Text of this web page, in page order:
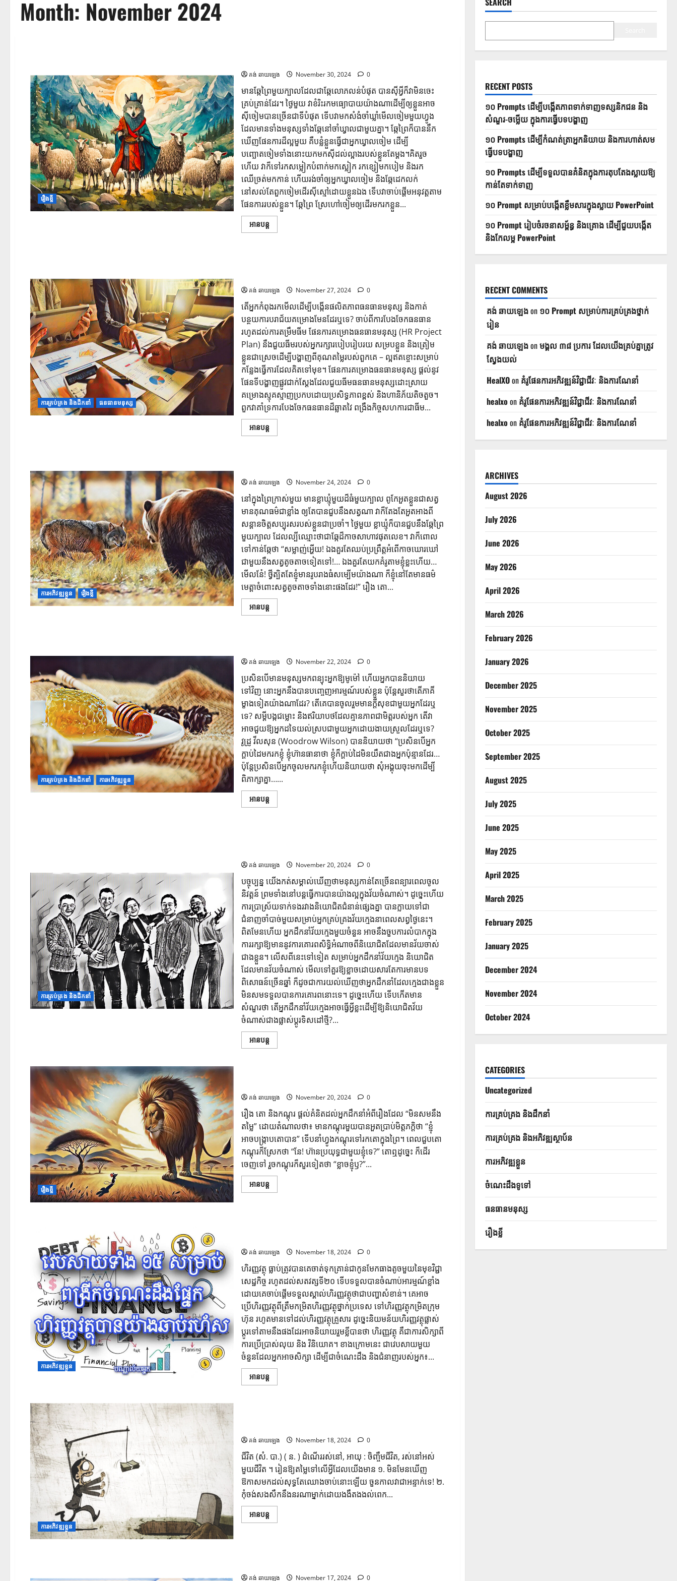
Month: November 2024
រឿងខ្លី
គង់ ឆាយឡេង November 30, 2024 0
មានឆ្កែព្រៃមួយក្បាលដែលជាឆ្កែលោភលន់បំផុត បានស៊ីអ្វីក៏វាមិនចេះ
គ្រប់គ្រាន់ដែរ។ ថ្ងៃមួយ វាខំរិះរកមធ្យោបាយយ៉ាងណាដើម្បីឲ្យខ្លួនអាច
ស៊ីចៀមបានច្រើនជាទីបំផុត ទើបវាមកសំងំចាំឃ្លាំមើលចៀមមួយហ្វូង
ដែលមានទាំងមនុស្សទាំងឆ្កែនៅចាំឃ្វាលជាមួយគ្នា។ ឆ្កែព្រៃក៏បាននឹក
ឃើញផែនការដ៏ល្អមួយ គឺបន្លំខ្លួនធ្វើជាអ្នកឃ្វាលចៀម ដើម្បី
បញ្ឆោតចៀមទាំងនោះយកមកស៊ីដល់ល្អាងរបស់ខ្លួនតែម្តង។គិតរួច
ហើយ វាក៏ទៅរកសម្លៀកបំពាក់មកស្លៀក រកខ្សៀមកបៀម និងរក
ឈើច្រត់មកកាន់ ហើយរង់ចាំឲ្យអ្នកឃ្វាលចៀម និងឆ្កែដេកលក់
នៅសល់តែពួកចៀមដើរស៊ីស្មៅដោយខ្លួនឯង ទើបវាចាប់ផ្តើមអនុវត្តតាម
ផែនការរបស់ខ្លួន។ ឆ្កែព្រៃ ស្រែហៅចៀមឲ្យដើរមករកខ្លួន...
អានបន្ត
ការគ្រប់គ្រង និងដឹកនាំ ធនធានមនុស្ស
គង់ ឆាយឡេង November 27, 2024 0
តើអ្នកកំពុងរកមើលដើម្បីបង្កើនផលិតភាពធនធានមនុស្ស និងកាត់
បន្ថយការបរាជ័យគម្រោងមែនដែរឬទេ? ចាប់ពីការបែងចែកធនធាន
រហូតដល់ការតម្រឹមធីម ផែនការគម្រោងធនធានមនុស្ស (HR Project
Plan) នឹងជួយធីមរបស់អ្នករក្សារបៀបរៀបរយ សម្របខ្លួន និងត្រៀម
ខ្លួនជាស្រេចដើម្បីបង្ហាញពីគុណតម្លៃរបស់ពួកគេ – ល្អឥតខ្ចោះសម្រាប់
កន្លែងធ្វើការដែលគិតទៅមុខ។ ផែនការគម្រោងធនធានមនុស្ស ផ្តល់នូវ
ផែនទីបង្ហាញផ្លូវជាក់ស្តែងដែលជួយធីមធនធានមនុស្សដោះស្រាយ
គម្រោងស្មុគស្មាញប្រកបដោយប្រសិទ្ធភាពខ្ពស់ និងហានិភ័យតិចតួច។
ពួកវាគាំទ្រការបែងចែកធនធានដ៏ឆ្លាតវៃ ពង្រឹងកិច្ចសហការជាធីម...
អានបន្ត
ការអភិវឌ្ឍខ្លួន រឿងខ្លី
គង់ ឆាយឡេង November 24, 2024 0
នៅក្នុងព្រៃកា្រស់មួយ មានខ្លាឃ្មុំមួយដ៏ធំមួយក្បាល ពូកែអួតខ្លួនជាសត្វ
មានគុណធម៌ជាខ្លាំង ឲ្យតែបានជួបនឹងសត្វណា វាក៏តែងតែអួតអាងពី
សន្តានចិត្តសប្បុរសរបស់ខ្លួនជាប្រចាំ។ ថ្ងៃមួយ ខ្លាឃ្មុំក៏បានជួបនឹងឆ្កែព្រៃ
មួយក្បាល ដែលល្បីឈ្មោះថាជាឆ្កែដ៏កាចសាហាវផុតលេខ។ វាក៏ពោល
ទៅកាន់ឆ្កែថា “សម្លាញ់អ្ហើយ! ឯងគួរតែឈប់ប្រព្រឹត្តអំពើកាចឃោរឃៅ
ជាមួយនឹងសត្វតូចតាចទៀតទៅ!… ឯងគួរតែយកគំរូតាមខ្ញុំខ្លះហើយ…​
មើលនែ៎! ថ្វីត្បិតតែខ្ញុំមានរូបរាងធំសម្បើមយ៉ាងណា ក៏ខ្ញុំនៅតែមានធម៌
មេត្តាចំពោះសត្វតូចតាចទាំងនោះផងដែរ!” រឿង តោ...
អានបន្ត
ការគ្រប់គ្រង និងដឹកនាំ ការអភិវឌ្ឍខ្លួន
គង់ ឆាយឡេង November 22, 2024 0
ប្រសិនបើមានមនុស្សមកពន្យុះអ្នកឱ្យមូម៉ៅ ហើយអ្នកបាននិយាយ
ទៅវិញ នោះអ្នកនឹងបានបញ្ចេញអារម្មណ៍របស់ខ្លួន ប៉ុន្តែសួរថាតើភាគី
ម្ខាងទៀតយ៉ាងណាដែរ? តើគេបានចូលរួមមានក្តីសុខជាមួយអ្នកដែរឬ
ទេ? សម្តីបង្កជម្លោះ និងឥរិយាបថដែលគ្មានភាពជាមិត្តរបស់អ្នក តើវា
អាចជួយឱ្យអ្នកដទៃយល់ស្របជាមួយអ្នកដោយងាយស្រួលដែរឬទេ?
វូដ្រូ វីលសុន (Woodrow Wilson) បាននិយាយថា “ប្រសិនបើអ្នក
ក្តាប់ដៃមករកខ្ញុំ ខ្ញុំហ៊ានធានាថា ខ្ញុំក៏ក្តាប់ដៃមិនយឹតជាងអ្នកប៉ុន្មានដែរ…
ប៉ុន្តែប្រសិនបើអ្នកចូលមករកខ្ញុំហើយនិយាយថា សុំអង្គុយចុះមកដើម្បី
ពិភាក្សាគ្នា…...
អានបន្ត
ការគ្រប់គ្រង និងដឹកនាំ
គង់ ឆាយឡេង November 20, 2024 0
បច្ចុប្បន្ន យើងកត់សម្គាល់ឃើញថាមនុស្សកាន់តែច្រើនពន្យារពេលចូល
និវត្តន៍ ព្រមទាំងនៅបន្តធ្វើការបានយ៉ាងល្អក្នុងវ័យចំណាស់។ ដូច្នេះហើយ
ការប្រាស្រ័យទាក់ទងរវាងនិយោជិតជំនាន់ផ្សេងគ្នា បានក្លាយទៅជា
ជំនាញចាំបាច់មួយសម្រាប់អ្នកគ្រប់គ្រងវ័យក្មេងនាពេលសព្វថ្ងៃនេះ។
ពិតមែនហើយ អ្នកដឹកនាំវ័យក្មេងមួយចំនួន អាចនឹងចួបការលំបាកក្នុង
ការរក្សាឱ្យមាននូវការគោរពសិទ្ធិអំណាចពីនិយោជិតដែលមានវ័យចាស់
ជាងខ្លួន។ លើសពីនេះទៅទៀត សម្រាប់អ្នកដឹកនាំវ័យក្មេង និយោជិត
ដែលមានវ័យចំណាស់ មើលទៅគួរឱ្យខ្លាចដោយសារតែការមានបទ
ពិសោធន៍ច្រើនឆ្នាំ ក៏ដូចជាការយល់ឃើញថាអ្នកដឹកនាំដែលក្មេងជាងខ្លួន
មិនសមទទួលបានការគោរពនោះទេ។ ដូច្នេះហើយ ទើបកើតមាន
សំណួរថា តើអ្នកដឹកនាំវ័យក្មេងអាចធ្វើអ្វីខ្លះដើម្បីឱ្យនិយោជិតវ័យ
ចំណាស់ជាងផ្លាស់ប្តូរទិសដៅថ្មី?...
អានបន្ត
រឿងខ្លី
គង់ ឆាយឡេង November 20, 2024 0
រឿង តោ និងកណ្តុរ ផ្តល់គំនិតដល់អ្នកដឹកនាំអំពីរឿងដែល “មិនសមនឹង
តម្លៃ” ដោយតំណាលថា៖ មានកណ្ដុរមួយបានអួតប្រាប់មិត្តភក្ដិថា “ខ្ញុំ
អាចបង្រ្កាបតោបាន” ទើបនាំហ្វូងកណ្ដុរទៅរកតោក្នុងព្រៃ។ ពេលជួបតោ
កណ្ដុរក៏ស្រែកថា “នែ! ហ៊ានប្រយុទ្ធជាមួយខ្ញុំទេ?” តោឮដូច្នេះ ក៏ដើរ
ចេញទៅ រួចកណ្ដុរក៏សួរទៀតថា “ខ្លាចខ្ញុំឫ?”...
អានបន្ត
ការអភិវឌ្ឍខ្លួន
គង់ ឆាយឡេង November 18, 2024 0
ហិរញ្ញវត្ថុ ធ្លាប់ត្រូវបានគេចាត់ទុកគ្រាន់ជាកូនមែកធាងតូចមួយនៃមុខវិជ្ជា
សេដ្ឋកិច្ច រហូតដល់សតវត្សទី២០ ទើបទទួលបានចំណាប់អារម្មណ៍ខ្លាំង
ដោយគេចាប់ផ្តើមទទួលស្គាល់ហិរញ្ញវត្ថុថាជាបញ្ហាសំខាន់។ គេអាច
ប្រើហិរញ្ញវត្ថុពីត្រឹមកម្រិតហិរញ្ញវត្ថុថ្នាក់ប្រទេស ទៅហិរញ្ញវត្ថុកម្រិតក្រុម
ហ៊ុន រហូតមានទៅដល់ហិរញ្ញវត្ថុគ្រួសារ ដូច្នេះនិយមន័យហិរញ្ញវត្ថុផ្លាស់
ប្តូរទៅតាមនឹងផងដែរអាចនិយាយរួមខ្លីបានថា ហិរញ្ញវត្ថុ គឺជាការសិក្សាពី
ការប្រើប្រាស់លុយ និង វិនិយោគ។ ខាងក្រោមនេះ ជាវេបសាយមួយ
ចំនួនដែលអ្នកអាចសិក្សា ដើម្បីជាចំណេះដឹង និងជំនាញរបស់អ្នក៖...
អានបន្ត
ការអភិវឌ្ឍខ្លួន
គង់ ឆាយឡេង November 18, 2024 0
ជីវិត (សំ. បា.) ( ន. ) ដំណើរ​រស់​នៅ, អាយុ : ចិញ្ចឹម​ជីវិត, រស់​នៅ​អស់​
មួយ​ជីវិត ។ រៀនឱ្យតម្លៃទៅលេីអ្វីដែលយេីងមាន ១.​ មិនមែនឃេីញ
ឱកាសមកដល់សុទ្ធតែឈោងចាប់នោះឡេីយ​ ចួនកាលវាជាអន្ទាក់ទេ! ២.​
កុំចង់សងសឹកនឹងនរណាម្នាក់​ដោយ​ងងឹតងងល់​ពេក​...
អានបន្ត
គង់ ឆាយឡេង November 17, 2024 0
RECENT POSTS
១០ Prompts ដើម្បីបង្កើតភាពទាក់ទាញទស្សនិកជន និង
សំណួរ-ចម្លើយ ក្នុងការធ្វើបទបង្ហាញ
១០ Prompts ដើម្បីកំណត់ត្រាអ្នកនិយាយ និងការហាត់សម
ធ្វើបទបង្ហាញ
១០ Prompts ដើម្បីទទួលបានគំនិតក្នុងការតុបតែងស្លាយឱ្យ
កាន់តែទាក់ទាញ
១០ Prompt សម្រាប់បង្កើតខ្លឹមសារក្នុងស្លាយ PowerPoint
១០ Prompt រៀបចំរចនាសម្ព័ន្ធ និងគ្រោង ដើម្បីជួយបង្កើត
និងកែលម្អ PowerPoint
RECENT COMMENTS
គង់ ឆាយឡេងon ១០ Prompt សម្រាប់ការគ្រប់គ្រងថ្នាក់
រៀន
គង់ ឆាយឡេងonមង្គល ៣៨ ប្រការ ដែលយើងគ្រប់គ្នាត្រូវ
ស្វែងយល់
HealXOon គំរូផែនការអភិវឌ្ឍន៍វិជ្ជាជីវៈ និងការណែនាំ
healxoon គំរូផែនការអភិវឌ្ឍន៍វិជ្ជាជីវៈ និងការណែនាំ
healxoon គំរូផែនការអភិវឌ្ឍន៍វិជ្ជាជីវៈ និងការណែនាំ
ARCHIVES
August 2026
July 2026
June 2026
May 2026
April 2026
March 2026
February 2026
January 2026
December 2025
November 2025
October 2025
September 2025
August 2025
July 2025
June 2025
May 2025
April 2025
March 2025
February 2025
January 2025
December 2024
November 2024
October 2024
CATEGORIES
Uncategorized
ការគ្រប់គ្រង និងដឹកនាំ
ការគ្រប់គ្រង និងអភិវឌ្ឍស្ថាប័ន
ការអភិវឌ្ឍខ្លួន
ចំណេះដឹងទូទៅ
ធនធានមនុស្ស
រឿងខ្លី